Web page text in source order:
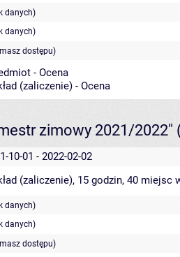
danych)
danych)
dostępu)
- Ocena
(zaliczenie) - Ocena
zimowy 2021/2022"
10-01 - 2022-02-02
(zaliczenie), 15 godzin, 40 miejsc
danych)
danych)
dostępu)